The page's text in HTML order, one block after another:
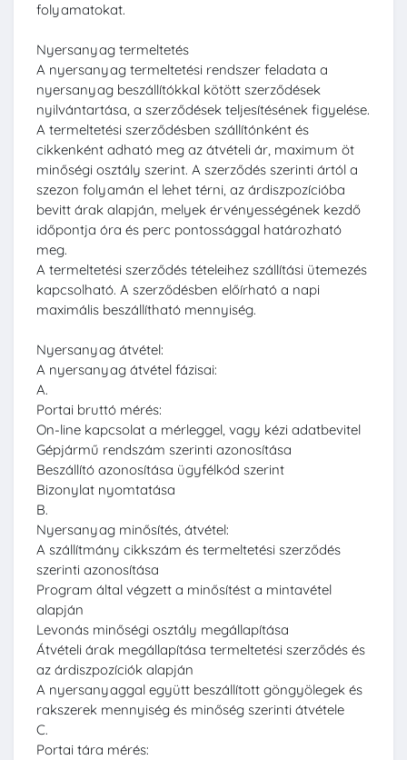
folyamatokat.
Nyersanyag termeltetés
A nyersanyag termeltetési rendszer feladata a
nyersanyag beszállítókkal kötött szerződések
nyilvántartása, a szerződések teljesítésének figyelése.
A termeltetési szerződésben szállítónként és
cikkenként adható meg az átvételi ár, maximum öt
minőségi osztály szerint. A szerződés szerinti ártól a
szezon folyamán el lehet térni, az árdiszpozícióba
bevitt árak alapján, melyek érvényességének kezdő
időpontja óra és perc pontossággal határozható
meg.
A termeltetési szerződés tételeihez szállítási ütemezés
kapcsolható. A szerződésben előírható a napi
maximális beszállítható mennyiség.
Nyersanyag átvétel:
A nyersanyag átvétel fázisai:
A.
Portai bruttó mérés:
On-line kapcsolat a mérleggel, vagy kézi adatbevitel
Gépjármű rendszám szerinti azonosítása
Beszállító azonosítása ügyfélkód szerint
Bizonylat nyomtatása
B.
Nyersanyag minősítés, átvétel:
A szállítmány cikkszám és termeltetési szerződés
szerinti azonosítása
Program által végzett a minősítést a mintavétel
alapján
Levonás minőségi osztály megállapítása
Átvételi árak megállapítása termeltetési szerződés és
az árdiszpozíciók alapján
A nyersanyaggal együtt beszállított göngyölegek és
rakszerek mennyiség és minőség szerinti átvétele
C.
Portai tára mérés: